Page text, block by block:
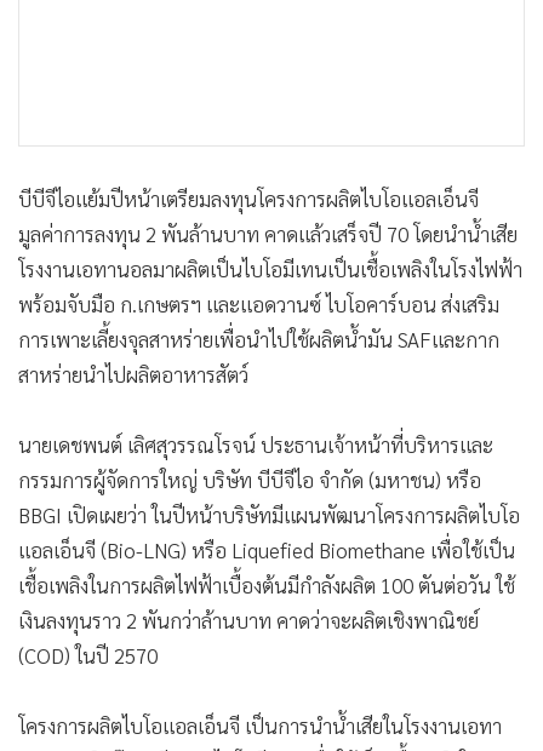
• Gotomanager
บีบีจีไอแย้มปีหน้าเตรียมลงทุนโครงการผลิตไบโอแอลเอ็นจี
มูลค่าการลงทุน 2 พันล้านบาท คาดแล้วเสร็จปี 70 โดยนำน้ำเสีย
โรงงานเอทานอลมาผลิตเป็นไบโอมีเทนเป็นเชื้อเพลิงในโรงไฟฟ้า
พร้อมจับมือ ก.เกษตรฯ และแอดวานซ์ ไบโอคาร์บอน ส่งเสริม
การเพาะเลี้ยงจุลสาหร่ายเพื่อนำไปใช้ผลิตน้ำมัน SAFและกาก
สาหร่ายนำไปผลิตอาหารสัตว์
นายเดชพนต์ เลิศสุวรรณโรจน์ ประธานเจ้าหน้าที่บริหารและ
กรรมการผู้จัดการใหญ่ บริษัท บีบีจีไอ จำกัด (มหาชน) หรือ
BBGI เปิดเผยว่า ในปีหน้าบริษัทมีแผนพัฒนาโครงการผลิตไบโอ
แอลเอ็นจี (Bio-LNG) หรือ Liquefied Biomethane เพื่อใช้เป็น
เชื้อเพลิงในการผลิตไฟฟ้าเบื้องต้นมีกำลังผลิต 100 ตันต่อวัน ใช้
เงินลงทุนราว 2 พันกว่าล้านบาท คาดว่าจะผลิตเชิงพาณิชย์
(COD) ในปี 2570
โครงการผลิตไบโอแอลเอ็นจี เป็นการนำน้ำเสียในโรงงานเอทา